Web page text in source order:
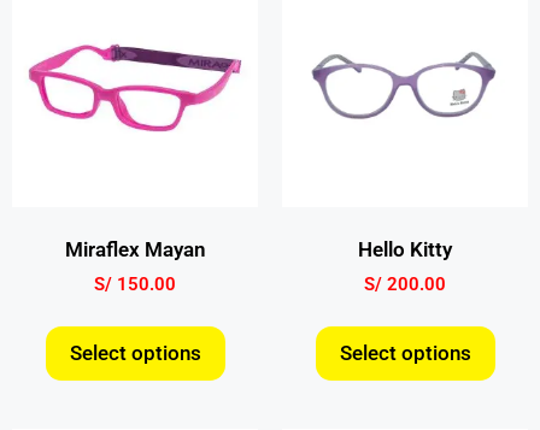
Miraflex Mayan
S/ 150.00
Select options
Hello Kitty
S/ 200.00
Select options